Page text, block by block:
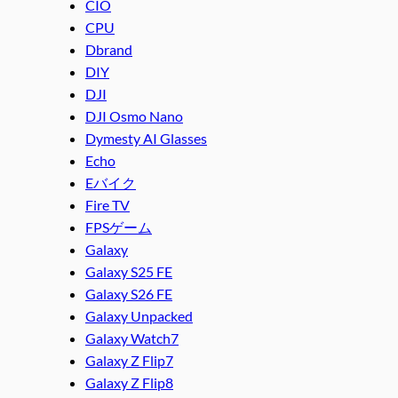
CIO
CPU
Dbrand
DIY
DJI
DJI Osmo Nano
Dymesty AI Glasses
Echo
Eバイク
Fire TV
FPSゲーム
Galaxy
Galaxy S25 FE
Galaxy S26 FE
Galaxy Unpacked
Galaxy Watch7
Galaxy Z Flip7
Galaxy Z Flip8